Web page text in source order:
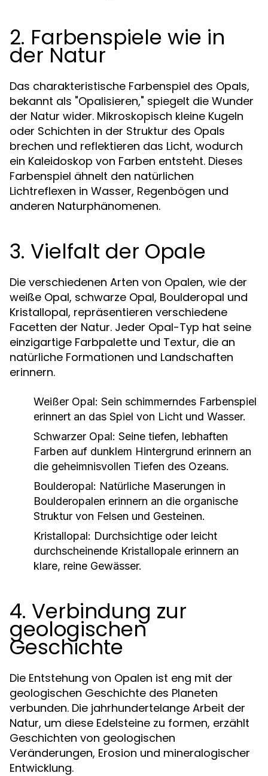
2. Farbenspiele wie in
der Natur
Das charakteristische Farbenspiel des Opals,
bekannt als "Opalisieren," spiegelt die Wunder
der Natur wider. Mikroskopisch kleine Kugeln
oder Schichten in der Struktur des Opals
brechen und reflektieren das Licht, wodurch
ein Kaleidoskop von Farben entsteht. Dieses
Farbenspiel ähnelt den natürlichen
Lichtreflexen in Wasser, Regenbögen und
anderen Naturphänomenen.
3. Vielfalt der Opale
Die verschiedenen Arten von Opalen, wie der
weiße Opal, schwarze Opal, Boulderopal und
Kristallopal, repräsentieren verschiedene
Facetten der Natur. Jeder Opal-Typ hat seine
einzigartige Farbpalette und Textur, die an
natürliche Formationen und Landschaften
erinnern.
Weißer Opal: Sein schimmerndes Farbenspiel
erinnert an das Spiel von Licht und Wasser.
Schwarzer Opal: Seine tiefen, lebhaften
Farben auf dunklem Hintergrund erinnern an
die geheimnisvollen Tiefen des Ozeans.
Boulderopal: Natürliche Maserungen in
Boulderopalen erinnern an die organische
Struktur von Felsen und Gesteinen.
Kristallopal: Durchsichtige oder leicht
durchscheinende Kristallopale erinnern an
klare, reine Gewässer.
4. Verbindung zur
geologischen
Geschichte
Die Entstehung von Opalen ist eng mit der
geologischen Geschichte des Planeten
verbunden. Die jahrhundertelange Arbeit der
Natur, um diese Edelsteine zu formen, erzählt
Geschichten von geologischen
Veränderungen, Erosion und mineralogischer
Entwicklung.